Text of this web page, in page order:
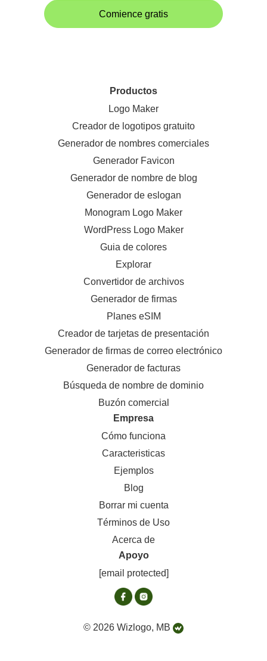
Comience gratis
Productos
Logo Maker
Creador de logotipos gratuito
Generador de nombres comerciales
Generador Favicon
Generador de nombre de blog
Generador de eslogan
Monogram Logo Maker
WordPress Logo Maker
Guia de colores
Explorar
Convertidor de archivos
Generador de firmas
Planes eSIM
Creador de tarjetas de presentación
Generador de firmas de correo electrónico
Generador de facturas
Búsqueda de nombre de dominio
Buzón comercial
Empresa
Cómo funciona
Caracteristicas
Ejemplos
Blog
Borrar mi cuenta
Términos de Uso
Acerca de
Apoyo
[email protected]
© 2026 Wizlogo, MB